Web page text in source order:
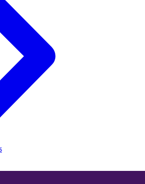
middel van een mailtje naar ons